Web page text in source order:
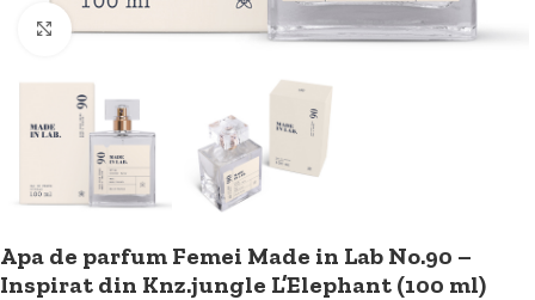
Faceți clic pentru a mări
Apa de parfum Femei Made in Lab No.90 –
Inspirat din Knz.jungle L’Elephant (100 ml)